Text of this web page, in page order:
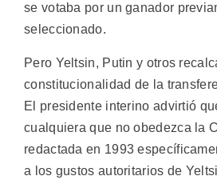
se votaba por un ganador
seleccionado.
Pero Yeltsin, Putin y otros
constitucionalidad de la
El presidente interino advirtió
cualquiera que no obedezca la
redactada en 1993
a los gustos autoritarios de